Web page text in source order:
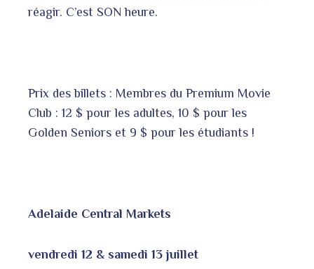
réagir. C’est SON heure.
Prix des billets : Membres du Premium Movie
Club : 12 $ pour les adultes, 10 $ pour les
Golden Seniors et 9 $ pour les étudiants !
Adelaide Central Markets
vendredi 12 & samedi 13 juillet